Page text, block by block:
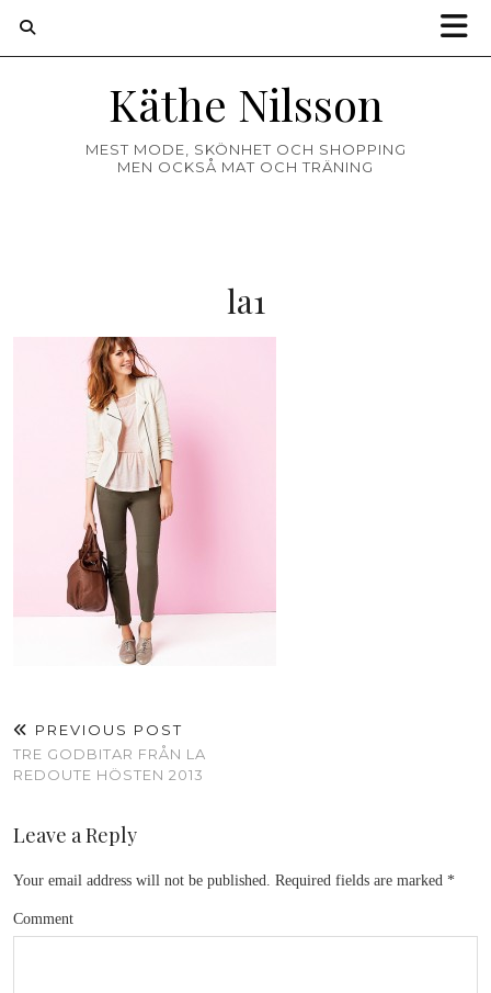
Käthe Nilsson
MEST MODE, SKÖNHET OCH SHOPPING
MEN OCKSÅ MAT OCH TRÄNING
la1
PREVIOUS POST
TRE GODBITAR FRÅN LA
REDOUTE HÖSTEN 2013
Leave a Reply
Your email address will not be published. Required fields are marked *
Comment